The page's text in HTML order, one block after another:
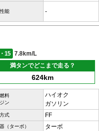
能 -
15
7.8km/L
満タンでどこまで走る？
624km
料
ン
ハイオク
ガソリン
式 FF
（ターボ） ターボ